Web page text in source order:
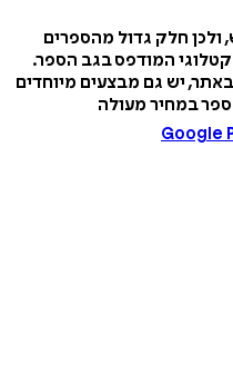
ולכן חלק גדול מהספרים
המודפס בגב הספר.
יש גם מבצעים מיוחדים
ספר במחיר מעולה
Google